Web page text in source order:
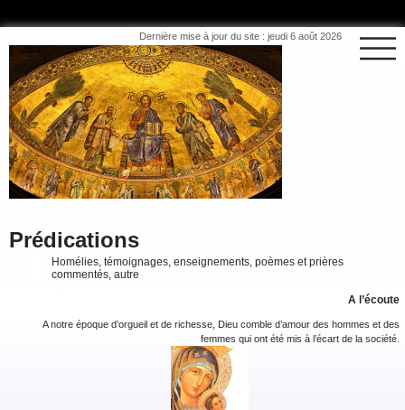
Dernière mise à jour du site : jeudi 6 août 2026
Prédications
Homélies, témoignages, enseignements, poèmes et prières
commentés, autre
A l’écoute
A notre époque d’orgueil et de richesse, Dieu comble d’amour des hommes et des
femmes qui ont été mis à l’écart de la société.